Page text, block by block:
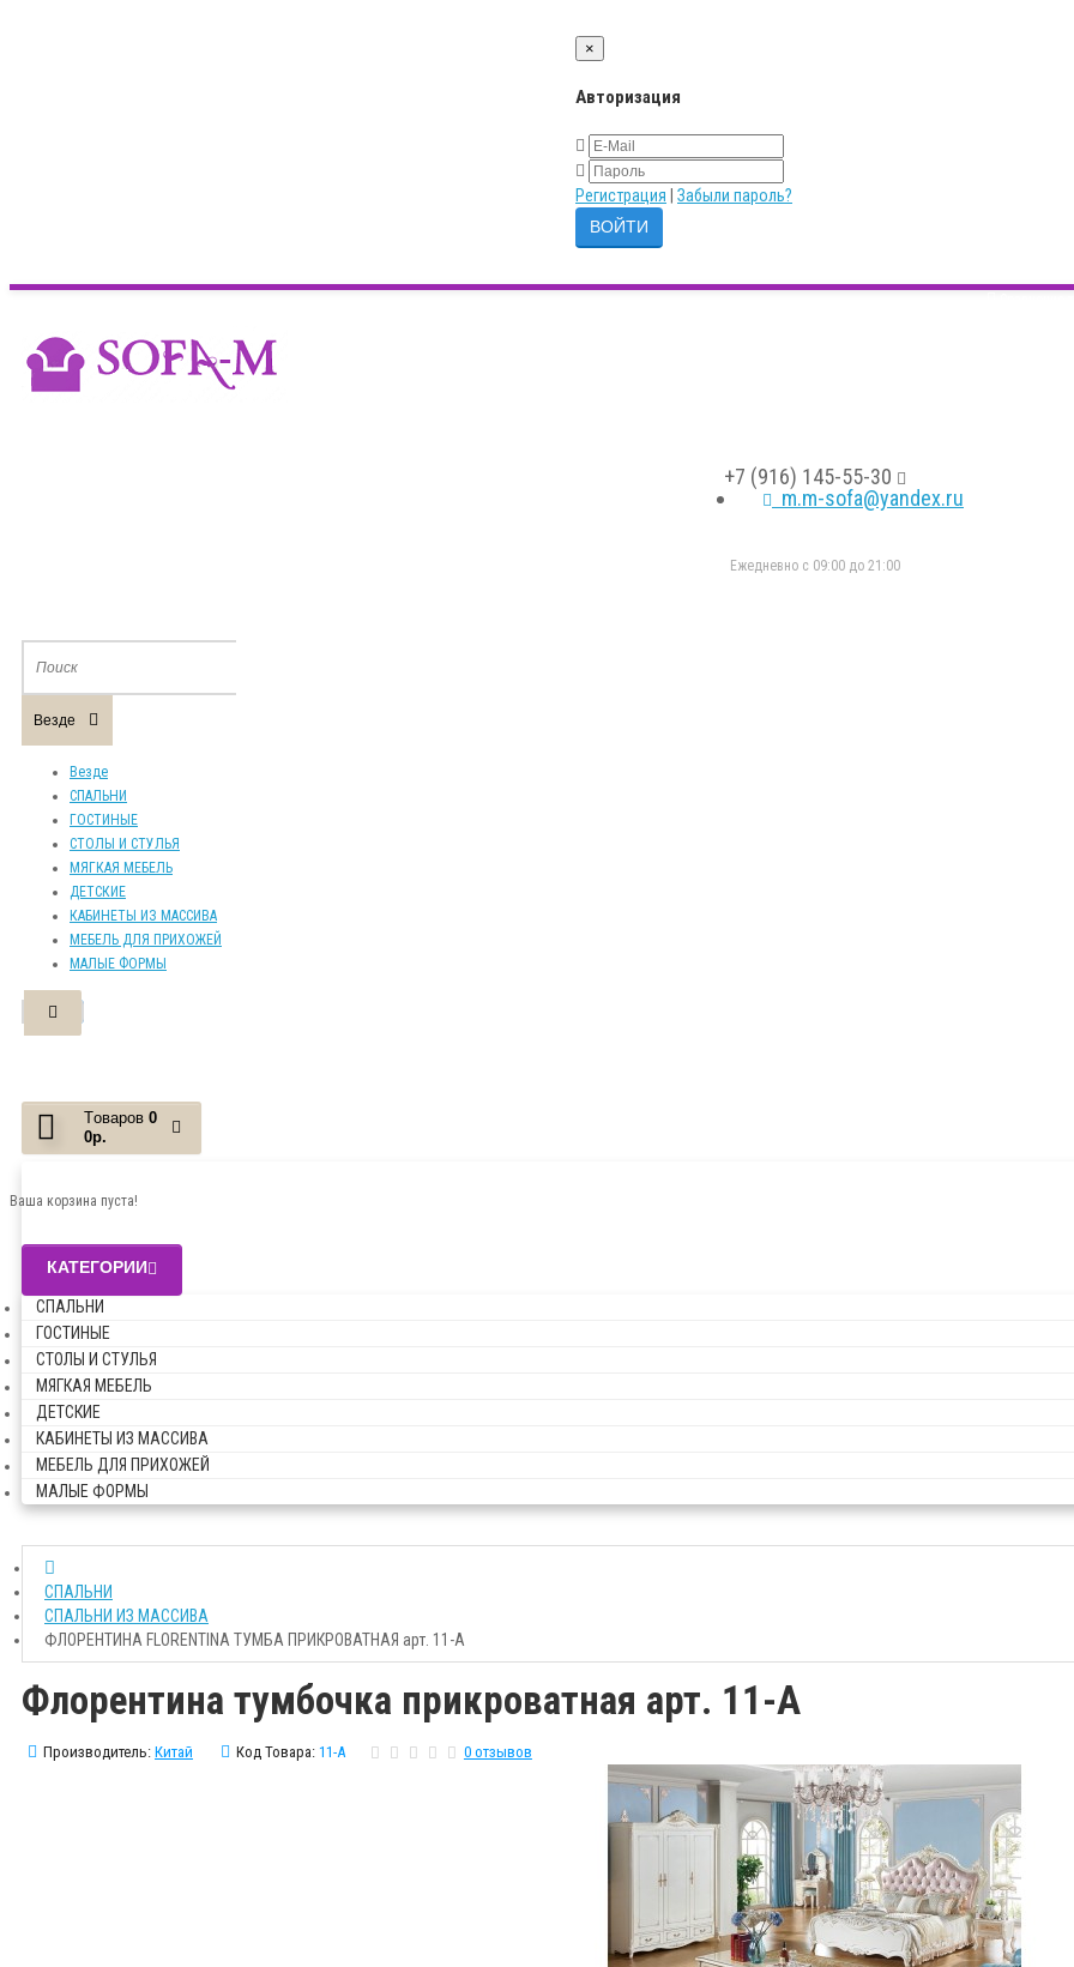
×
Авторизация
Регистрация Забыли пароль?
+7 (916) 145-55-30
m.m-sofa@yandex.ru
Eжедневно с 09:00 до 21:00
Везде
Везде
СПАЛЬНИ
ГОСТИНЫЕ
СТОЛЫ И СТУЛЬЯ
МЯГКАЯ МЕБЕЛЬ
ДЕТСКИЕ
КАБИНЕТЫ ИЗ МАССИВА
МЕБЕЛЬ ДЛЯ ПРИХОЖЕЙ
МАЛЫЕ ФОРМЫ
Tоваров 0
0р.
Ваша корзина пуста!
КАТЕГОРИИ
СПАЛЬНИ
ГОСТИНЫЕ
СТОЛЫ И СТУЛЬЯ
МЯГКАЯ МЕБЕЛЬ
ДЕТСКИЕ
КАБИНЕТЫ ИЗ МАССИВА
МЕБЕЛЬ ДЛЯ ПРИХОЖЕЙ
МАЛЫЕ ФОРМЫ
СПАЛЬНИ
СПАЛЬНИ ИЗ МАССИВА
ФЛОРЕНТИНА FLORENTINA ТУМБА ПРИКРОВАТНАЯ арт. 11-А
Флорентина тумбочка прикроватная арт. 11-А
Производитель: Китай Код Товара: 11-А 0 отзывов